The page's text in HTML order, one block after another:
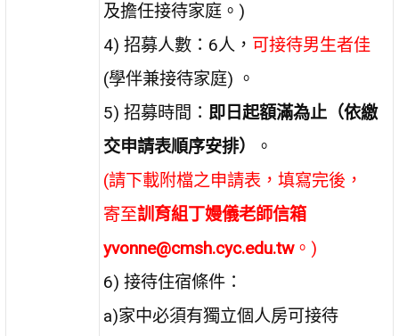
及擔任接待家庭。)
4) 招募人數：6人， 可接待男生者佳
(學伴兼接待家庭) 。
5) 招募時間： 即日起額滿為止（依繳
交申請表順序安排）
。
(請下載附檔之申請表，填寫完後，
寄至訓育組丁嫚儀老師信箱
yvonne@cmsh.cyc.edu.tw。)
6) 接待住宿條件：
a)家中必須有獨立個人房可接待